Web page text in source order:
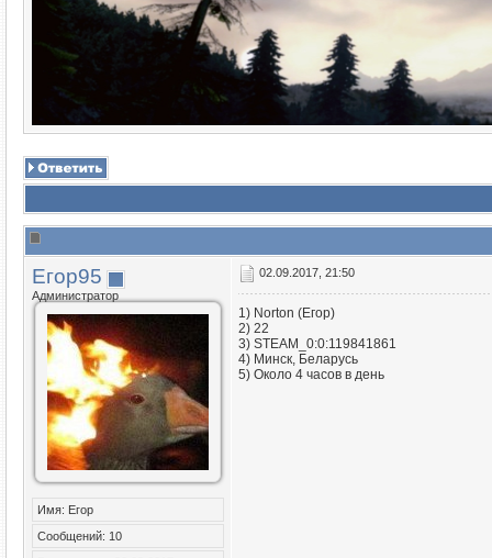
Егор95
Администратор
Имя: Егор
Сообщений: 10
02.09.2017, 21:50
1) Norton (Егор)
2) 22
3) STEAM_0:0:119841861
4) Минск, Беларусь
5) Около 4 часов в день